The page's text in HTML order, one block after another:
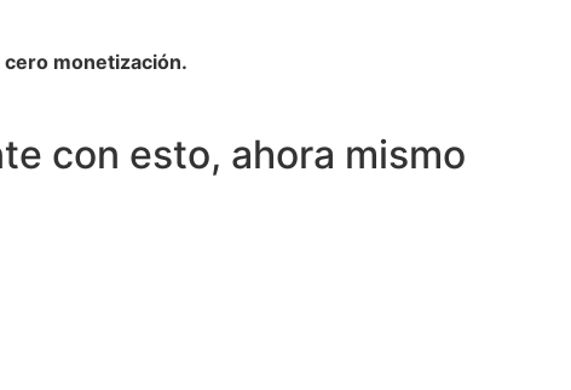
cero monetización.
con esto, ahora mismo